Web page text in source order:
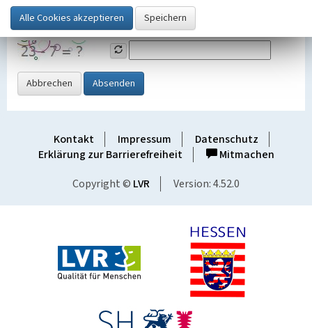
SicherheitsabfrageTragen Sie unten das Rechenergebnis aus der
Grafik ein
Abbrechen Absenden
Kontakt Impressum
Datenschutz
Erklärung zur Barrierefreiheit
Mitmachen
Copyright © LVR Version: 4.52.0